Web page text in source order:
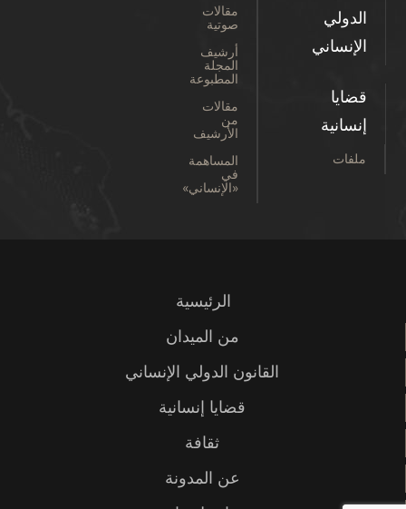
الدولي
الإنساني
قضايا
إنسانية
ملفات
مقالات
صوتية
أرشيف
المجلة
المطبوعة
مقالات
من
الأرشيف
المساهمة
في
«الإنساني»
الرئيسية
من الميدان
القانون الدولي الإنساني
قضايا إنسانية
ثقافة
عن المدونة